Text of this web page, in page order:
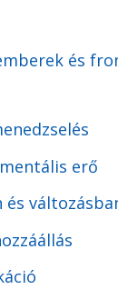
és
erő
és